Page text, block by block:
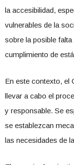
la accesibilidad,
vulnerables de la
sobre la posible
cumplimiento de
En este contexto, el
llevar a cabo el
y responsable. Se
se establezcan
las necesidades de